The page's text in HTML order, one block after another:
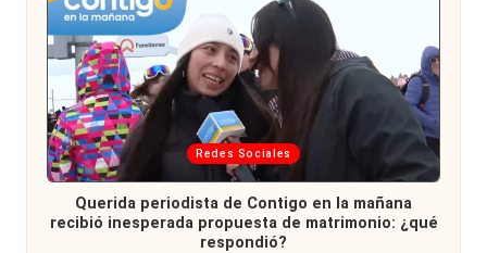
Publicada
en
Redes Sociales
Querida periodista de Contigo en la mañana
recibió inesperada propuesta de matrimonio: ¿qué
respondió?